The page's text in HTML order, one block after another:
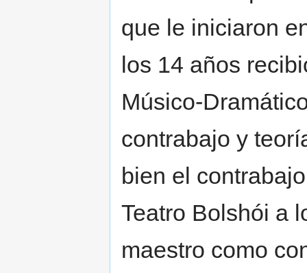
que le iniciaron
los 14 años
Músico-
contrabajo y
bien el
Teatro Bolshói a
maestro como